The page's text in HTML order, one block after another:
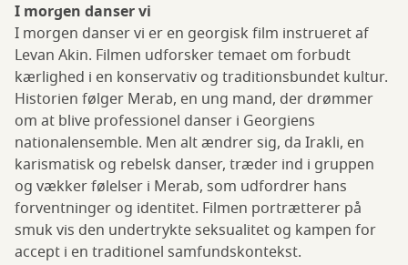
I morgen danser vi
I morgen danser vi er en georgisk film instrueret af
Levan Akin. Filmen udforsker temaet om forbudt
kærlighed i en konservativ og traditionsbundet kultur.
Historien følger Merab, en ung mand, der drømmer
om at blive professionel danser i Georgiens
nationalensemble. Men alt ændrer sig, da Irakli, en
karismatisk og rebelsk danser, træder ind i gruppen
og vækker følelser i Merab, som udfordrer hans
forventninger og identitet. Filmen portrætterer på
smuk vis den undertrykte seksualitet og kampen for
accept i en traditionel samfundskontekst.